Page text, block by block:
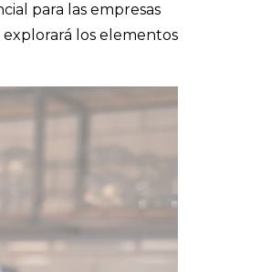
para las empresas
los elementos